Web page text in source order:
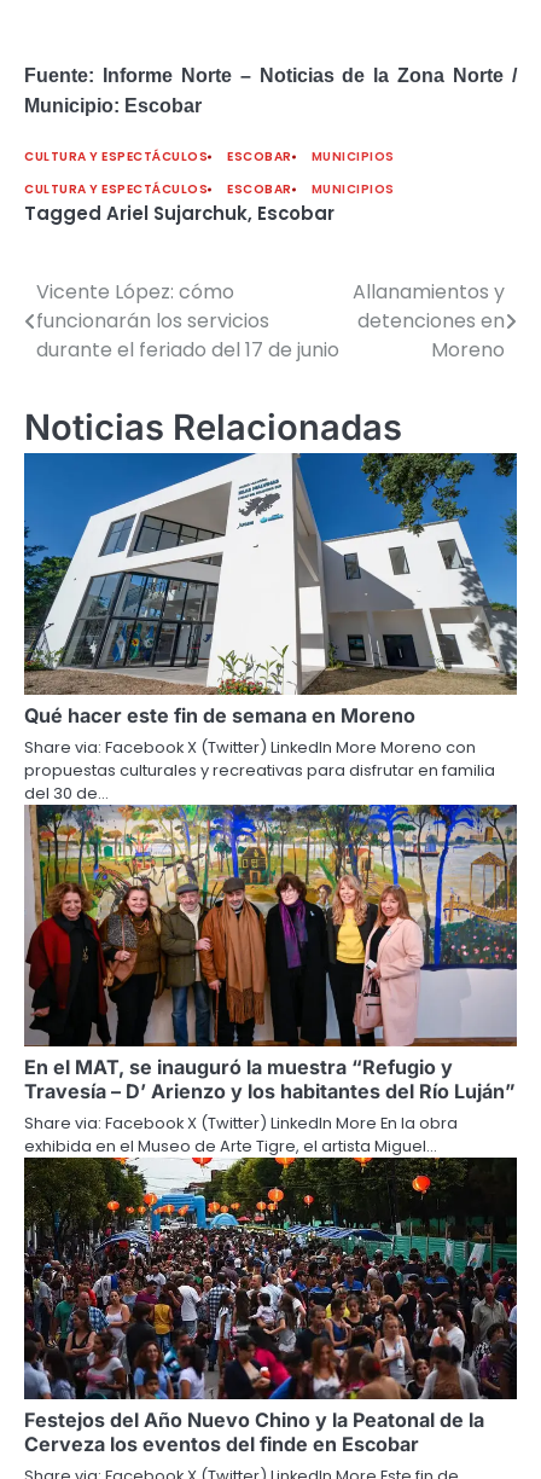
Fuente: Informe Norte – Noticias de la Zona Norte /
Municipio: Escobar
CULTURA Y ESPECTÁCULOS ESCOBAR
MUNICIPIOS
CULTURA Y ESPECTÁCULOS
ESCOBAR MUNICIPIOS
Tagged Ariel Sujarchuk, Escobar
Navegación
de
Vicente López: cómo
funcionarán los servicios
durante el feriado del 17 de junio
Allanamientos y
detenciones en
Moreno
Noticias Relacionadas
Qué hacer este fin de semana en Moreno
Share via: Facebook X (Twitter) LinkedIn More Moreno con
propuestas culturales y recreativas para disfrutar en familia
del 30 de…
En el MAT, se inauguró la muestra “Refugio y
Travesía – D’ Arienzo y los habitantes del Río Luján”
Share via: Facebook X (Twitter) LinkedIn More En la obra
exhibida en el Museo de Arte Tigre, el artista Miguel…
Festejos del Año Nuevo Chino y la Peatonal de la
Cerveza los eventos del finde en Escobar